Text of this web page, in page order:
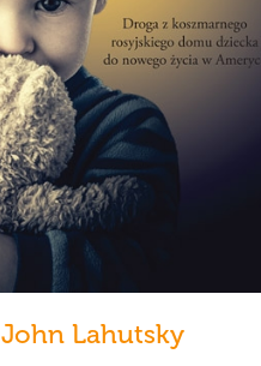
John Lahutsky